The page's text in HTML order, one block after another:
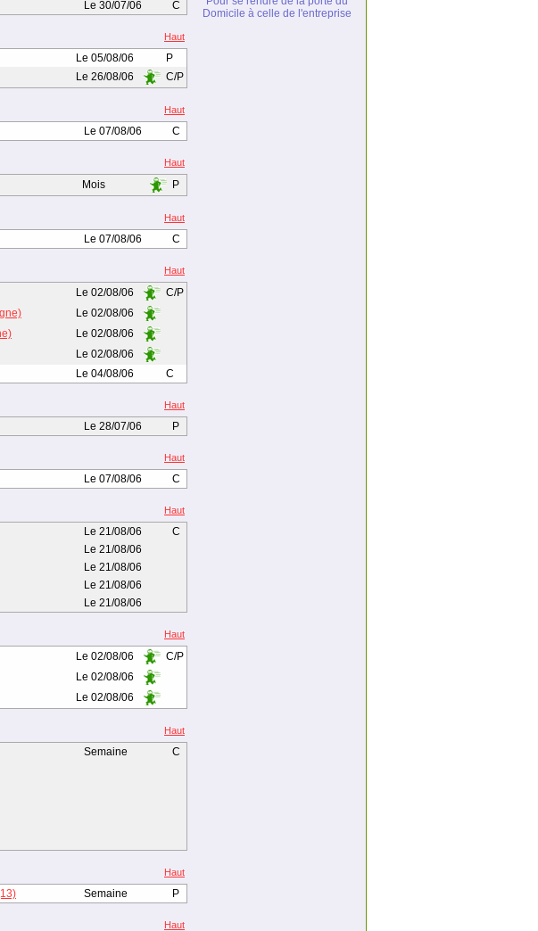
Le 30/07/06 C
Haut
Le 05/08/06
P
Le 26/08/06 C/P
Haut
Le 07/08/06 C
Haut
Mois P
Haut
Le 07/08/06 C
Haut
Le 02/08/06
C/P
Le 02/08/06
Le 02/08/06
Le 02/08/06
Le 04/08/06 C
Haut
Le 28/07/06 P
Haut
Le 07/08/06 C
Haut
Le 21/08/06
C
Le 21/08/06
Le 21/08/06
Le 21/08/06
Le 21/08/06
Haut
Le 02/08/06
C/P
Le 02/08/06
Le 02/08/06
Haut
Semaine
C
Haut
Semaine P
Haut
Domicile à celle de l'entreprise